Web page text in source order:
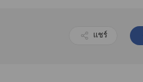
แชร์